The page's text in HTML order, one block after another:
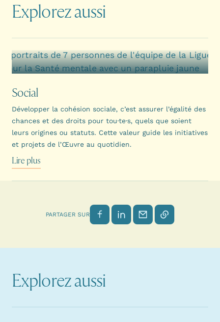
Explorez aussi
Social
Développer la cohésion sociale, c’est assurer l’égalité des
chances et des droits pour tou·te·s, quels que soient
leurs origines ou statuts. Cette valeur guide les initiatives
et projets de l’Œuvre au quotidien.
Lire plus
PARTAGER SUR Partager sur Facebook
Partager sur LinkedIn
Envoyer par email
Copier le lien
Explorez aussi